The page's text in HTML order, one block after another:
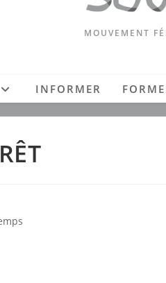
MOUVEMENT
INFORMER